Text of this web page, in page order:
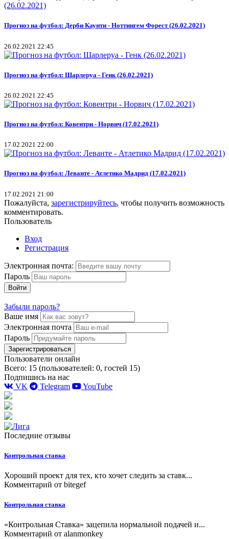
Прогноз на футбол: Дерби Каунти - Ноттингем Форест (26.02.2021)
26.02.2021 22:45
Прогноз на футбол: Шарлеруа - Генк (26.02.2021)
26.02.2021 22:45
Прогноз на футбол: Ковентри - Норвич (17.02.2021)
17.02.2021 22:00
Прогноз на футбол: Леванте - Атлетико Мадрид (17.02.2021)
17.02.2021 21:00
Пожалуйста, зарегистрируйтесь, чтобы получить возможность
комментировать.
Пользователь
Вход
Регистрация
Электронная почта:
Пароль
Войти
Забыли пароль?
Ваше имя
Электронная почта
Пароль
Зарегистрироваться
Пользователи онлайн
Всего: 15 (пользователей: 0, гостей 15)
Подпишись на нас
VK
Telegram YouTube
Последние отзывы
Контрольная ставка
Хороший проект для тех, кто хочет следить за ставк...
Комментарий от bitegef
Контрольная ставка
«Контрольная Ставка» зацепила нормальной подачей и...
Комментарий от alanmonkey